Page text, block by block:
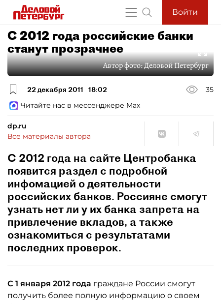
Войти
С 2012 года российские банки
станут прозрачнее
Автор фото:Деловой Петербург
22 декабря 2011 18:02
35
Читайте нас в мессенджере Max
dp.ru
Все материалы автора
С 2012 года на сайте Центробанка
появится раздел с подробной
инфомацией о деятельности
российских банков. Россияне смогут
узнать нет ли у их банка запрета на
привлечение вкладов, а также
ознакомиться с результатами
последних проверок.
С 1 января 2012 года граждане России смогут
получить более полную информацию о своем